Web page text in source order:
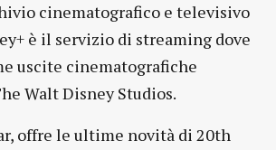
cinematografico e televisivo
è il servizio di streaming dove
uscite cinematografiche
Walt Disney Studios.
offre le ultime novità di 20th